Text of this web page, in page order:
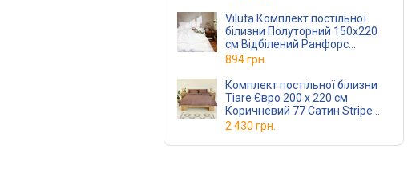
Viluta Комплект постільної
білизни Полуторний 150x220
см Відбілений Ранфорс
(rfrswhitepl)
894 грн.
Комплект постільної білизни
Tiare Євро 200 x 220 см
Коричневий 77 Сатин Stripe
(77Stripeev)
2 430 грн.